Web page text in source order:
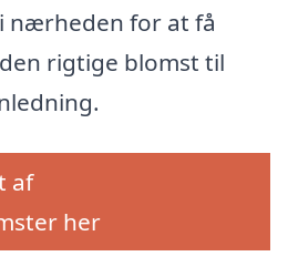
nærheden for at få
rigtige blomst til
af
her